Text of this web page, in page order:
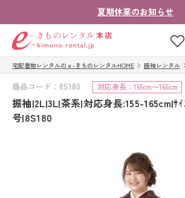
夏期休業のお知らせ
ゲスト
お気に入り ログイン
ご注文の
会社案内
法人・グ
お客様は
宅配着物レンタルのｅ-きものレンタルHOME 振袖レンタル
商品コード：8S180 対応身長：155cm〜165cm
振袖|2L|3L|茶系|対応身長:155-165cm|ｻｲ
号|8S180